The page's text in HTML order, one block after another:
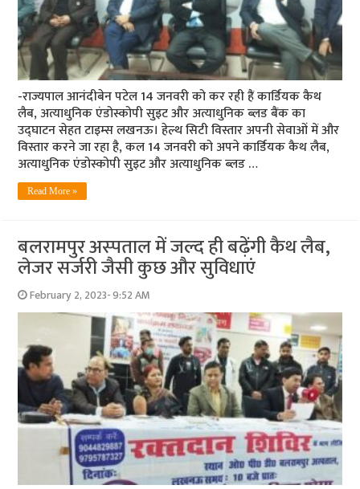
-राज्यपाल आनंदीबेन पटेल 14 जनवरी को कर रही हैं कार्डियक कैथ
लैब, अत्याधुनिक एंडोस्कोपी सुइट और अत्याधुनिक ब्लड बैंक का
उद्घाटन सेहत टाइम्स लखनऊ। हेल्थ सिटी विस्तार अपनी सेवाओं में और
विस्तार करने जा रहा है, कल 14 जनवरी को अपने कार्डियक कैथ लैब,
अत्याधुनिक एंडोस्कोपी सुइट और अत्याधुनिक ब्लड …
Read More »
बलरामपुर अस्‍पताल में जल्‍द ही बढ़ेंगी कैथ लैब,
लेजर सर्जरी जैसी कुछ और सुविधाएं
February 2, 2023- 9:52 AM